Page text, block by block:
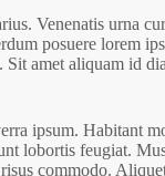
Venenatis urna
posuere lorem
amet aliquam id
ipsum. Habitant
lobortis feugiat.
commodo.